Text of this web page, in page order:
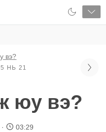
вэ?
НЬ 21
юу вэ?
03:29